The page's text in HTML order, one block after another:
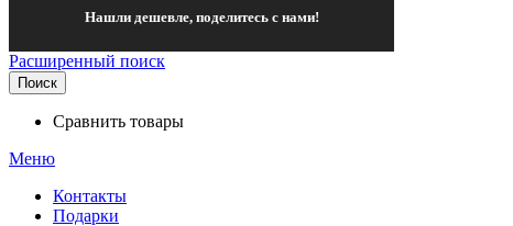
Нашли дешевле, поделитесь с нами!
Расширенный поиск
Поиск
Сравнить товары
Меню
Контакты
Подарки